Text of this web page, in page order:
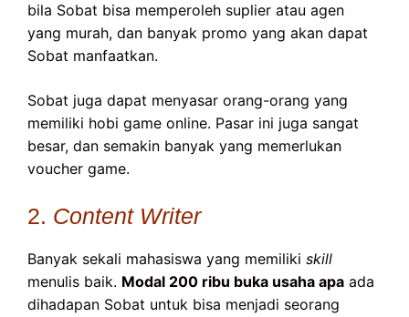
bila Sobat bisa memperoleh suplier atau agen
yang murah, dan banyak promo yang akan dapat
Sobat manfaatkan.
Sobat juga dapat menyasar orang-orang yang
memiliki hobi game online. Pasar ini juga sangat
besar, dan semakin banyak yang memerlukan
voucher game.
2. Content Writer
Banyak sekali mahasiswa yang memiliki skill
menulis baik. Modal 200 ribu buka usaha apa ada
dihadapan Sobat untuk bisa menjadi seorang